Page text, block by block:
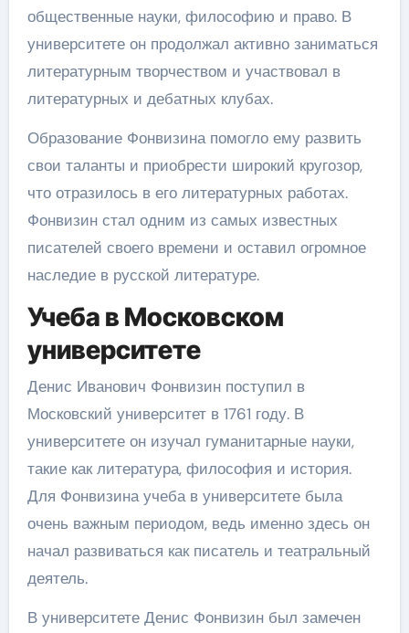
общественные науки, философию и право. В
университете он продолжал активно заниматься
литературным творчеством и участвовал в
литературных и дебатных клубах.
Образование Фонвизина помогло ему развить
свои таланты и приобрести широкий кругозор,
что отразилось в его литературных работах.
Фонвизин стал одним из самых известных
писателей своего времени и оставил огромное
наследие в русской литературе.
Учеба в Московском
университете
Денис Иванович Фонвизин поступил в
Московский университет в 1761 году. В
университете он изучал гуманитарные науки,
такие как литература, философия и история.
Для Фонвизина учеба в университете была
очень важным периодом, ведь именно здесь он
начал развиваться как писатель и театральный
деятель.
В университете Денис Фонвизин был замечен